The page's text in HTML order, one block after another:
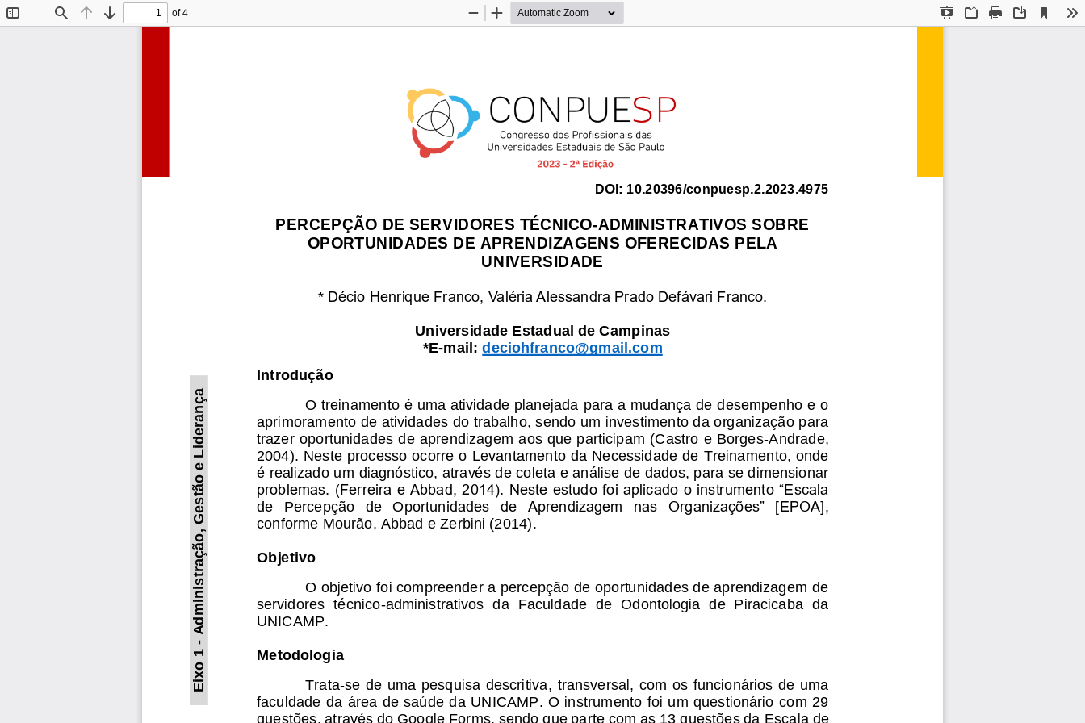
Find Previous
Next
of 4
Presentation
OpenPrint Download
Current
View
Zoom
Zoom
DOI: 10.20396/conpuesp.2.2023.4975
PERCEPÇÃO DE SERVIDORES TÉCNICO-ADMINISTRATIVOS SOBRE
OPORTUNIDADES DE APRENDIZAGENS OFERECIDAS PELA
UNIVERSIDADE
* Décio Henrique Franco, Valéria Alessandra Prado Defávari Franco.
Universidade Estadual de Campinas
*E-mail: deciohfranco@gmail.com
Introdução
O treinamento é uma atividade planejada para a mudança de desempenho e o
aprimoramento de atividades do trabalho, sendo um investimento da organização para
trazer oportunidades de aprendizagem aos que participam (Castro e Borges-Andrade,
2004). Neste processo ocorre o Levantamento da Necessidade de Treinamento, onde
é realizado um diagnóstico, através de coleta e análise de dados, para se dimensionar
problemas. (Ferreira e Abbad, 2014). Neste estudo foi aplicado o instrumento “Escala
de   Percepção   de   Oportunidades  de  Aprendizagem  nas  Organizações”  [EPOA],
conforme Mourão, Abbad e Zerbini (2014)
Objetivo
O objetivo foi compreender a percepção de oportunidades de aprendizagem de
servidores  técnico-administrativos  da  Faculdade  de  Odontologia  de  Piracicaba  da
UNICAMP.
Metodologia
Trata-se de uma pesquisa descritiva, transversal, com os funcionários de uma
faculdade da área de saúde da UNICAMP. O instrumento foi um questionário com 29
questões, através do Google Forms, sendo que parte com as 13 questões da Escala de
Eixo 1
-
Administração, Gestão e Liderança